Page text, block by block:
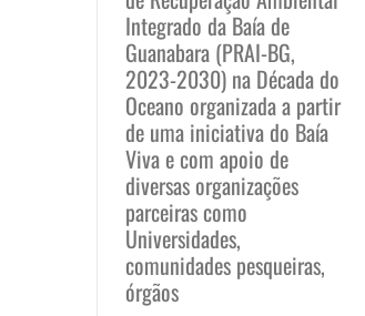
Integrado da Baía de
Guanabara (PRAI-BG,
2023-2030) na Década do
Oceano organizada a partir
de uma iniciativa do Baía
Viva e com apoio de
diversas organizações
parceiras como
Universidades,
comunidades pesqueiras,
órgãos